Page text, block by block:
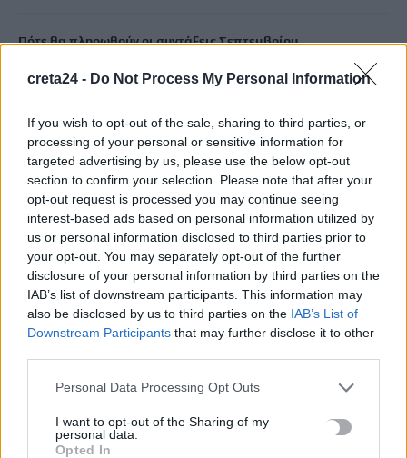
creta24 - Do Not Process My Personal Information
If you wish to opt-out of the sale, sharing to third parties, or
processing of your personal or sensitive information for
targeted advertising by us, please use the below opt-out
section to confirm your selection. Please note that after your
opt-out request is processed you may continue seeing
interest-based ads based on personal information utilized by
us or personal information disclosed to third parties prior to
your opt-out. You may separately opt-out of the further
disclosure of your personal information by third parties on the
IAB’s list of downstream participants. This information may
also be disclosed by us to third parties on the IAB’s List of
Downstream Participants that may further disclose it to other
Personal Data Processing Opt Outs
I want to opt-out of the Sharing of my
personal data.
Opted In
Πότε θα πληρωθούν οι συντάξεις Σεπτεμβρίου
θα αλλάξουν τη γεύση των ευρωπαϊκών κρασιών
8 Αυγούστου, 2026
Λεύκανση δοντιών: Συμβουλές ειδικών για ένα πιο λαμπερό
8 Αυγούστου, 2026
Τρόμος για δύτες: Ήρθαν πρόσωπο με πρόσωπο με λευκό
καρχαρία
TRENDING
ΘΕΑΤΡΙΚΗ ΑΦΗΓΗΣΗ